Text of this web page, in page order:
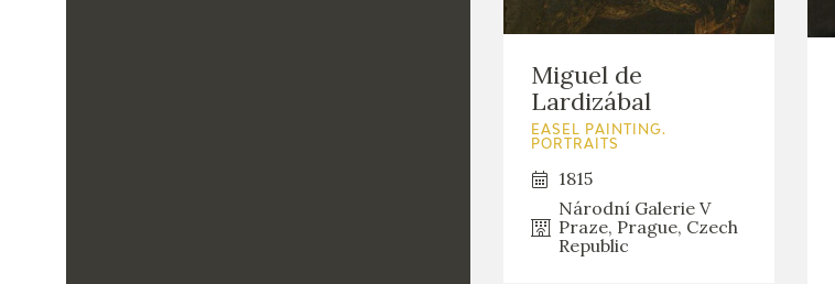
Miguel de
Lardizábal
EASEL PAINTING.
PORTRAITS
1815
Národní Galerie V
Praze, Prague, Czech
Republic